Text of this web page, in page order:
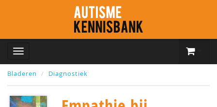
Bladeren Diagnostiek